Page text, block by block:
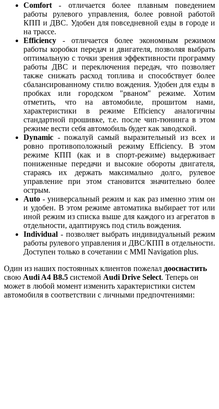
Comfort - отличается более плавным поведением
работы рулевого управления, более ровной работой
КПП и ДВС. Удобен для повседневной езды в городе и
на трассе.
Efficiency - отличается более экономным режимом
работы коробки передач и двигателя, позволяя выбрать
оптимальную с точки зрения эффективности программу
работы ДВС и переключения передач, что позволяет
также снижать расход топлива и способствует более
сбалансированному стилю вождения. Удобен для езды в
пробках или городском "рваном" режиме. Хотим
отметить, что на автомобиле, прошитом нами,
характеристики в режиме Efficiency аналогичны
стандартной прошивке, т.е. после чип-тюнинга в этом
режиме вести себя автомобиль будет как заводской.
Dynamic - пожалуй самый выразительный из всех и
ровно противоположный режиму Efficiency. В этом
режиме КПП (как и в спорт-режиме) выдерживает
пониженные передачи и высокие обороты двигателя,
стараясь их держать максимально долго, рулевое
управление при этом становится значительно более
острым.
Auto - универсальный режим и как раз именно этим он
и удобен. В этом режиме автоматика выбирает тот или
иной режим из списка выше для каждого из агрегатов в
отдельности, адаптируясь под стиль вождения.
Individual - позволяет выбрать индивидуальный режим
работы рулевого управления и ДВС/КПП в отдельности.
Доступен только в сочетании с MMI Navigation plus.
Один из наших постоянных клиентов пожелал дооснастить
свою Audi A4 B8.5 системой Audi Drive Select. Теперь он
может в любой момент изменить характеристики систем
автомобиля в соответствии с личными предпочтениями: